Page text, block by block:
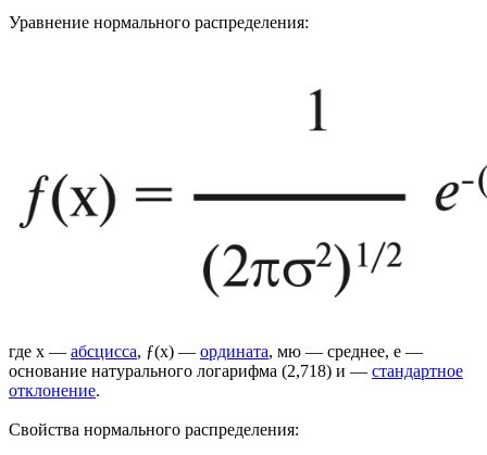
Уравнение нормального распределения:
где х — абсцисса, ƒ(x) — ордината, мю — среднее, е —
основание натураль­ного логарифма (2,718) и — стандартное
отклонение.
Свойства нормального распределения: